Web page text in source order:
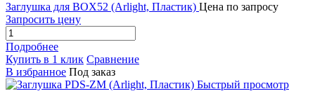
Заглушка для BOX52 (Arlight, Пластик) Цена по запросу
Запросить цену
Подробнее
Купить в 1 клик Сравнение
В избранное Под заказ
Быстрый просмотр